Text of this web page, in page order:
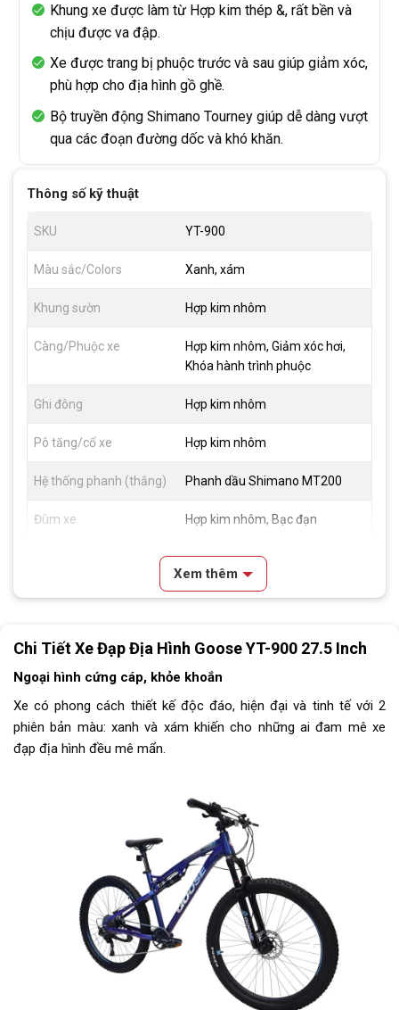
Khung xe được làm từ Hợp kim thép &, rất bền và
chịu được va đập.
Xe được trang bị phuộc trước và sau giúp giảm xóc,
phù hợp cho địa hình gồ ghề.
Bộ truyền động Shimano Tourney giúp dễ dàng vượt
qua các đoạn đường dốc và khó khăn.
Thông số kỹ thuật
SKU YT-900
Màu sắc/Colors Xanh, xám
Khung sườn Hợp kim nhôm
Càng/Phuộc xe
Hợp kim nhôm, Giảm xóc hơi,
Khóa hành trình phuộc
Ghi đông Hợp kim nhôm
Pô tăng/cổ xe Hợp kim nhôm
Hệ thống phanh (thắng) Phanh dầu Shimano MT200
Đùm xe Hợp kim nhôm, Bạc đạn
Hợp kim nhôm 2 lớp
Lốp xe Kenda 27.5×2.1
Tăng tốc sau (Gạt líp) Shimano Deore M4100
Đùi đĩa
Hợp kim nhôm GOOSE, Cốt
rỗng, Bạc đạn
Líp thả L-Twoo 10 tầng
Sumc 12 tốc độ
Kích thước 27.5 inch
Trọng lượng xe 15kg
Trọng lượng thùng 17kg
Xem thêm
Chi TiếtXe Đạp Địa Hình Goose YT-900 27.5 Inch
Ngoại hình cứng cáp, khỏe khoắn
Xe có phong cách thiết kế độc đáo, hiện đại và tinh tế với 2
phiên bản màu: xanh và xám khiến cho những ai đam mê xe
đạp địa hình đều mê mẩn.